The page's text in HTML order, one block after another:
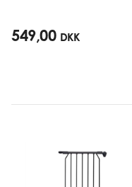
549,00 DKK